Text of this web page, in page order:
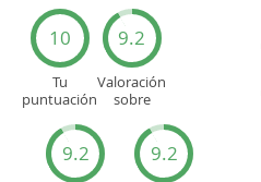
10
Tu
puntuación
9.2
Valoración
sobre
9.2 9.2